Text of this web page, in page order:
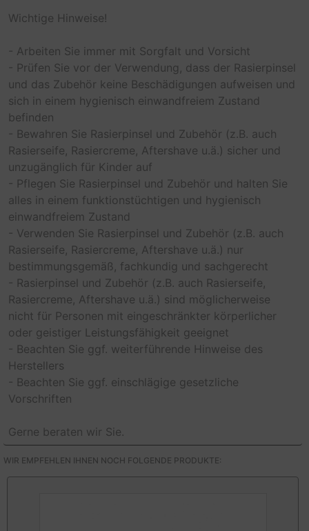
Wichtige Hinweise!
- Arbeiten Sie immer mit Sorgfalt und Vorsicht
- Prüfen Sie vor der Verwendung, dass der Rasierpinsel
und das Zubehör keine Beschädigungen aufweisen und
sich in einem hygienisch einwandfreiem Zustand
befinden
- Bewahren Sie Rasierpinsel und Zubehör (z.B. auch
Rasierseife, Rasiercreme, Aftershave u.ä.) sicher und
unzugänglich für Kinder auf
- Pflegen Sie Rasierpinsel und Zubehör und halten Sie
alles in einem funktionstüchtigen und hygienisch
einwandfreiem Zustand
- Verwenden Sie Rasierpinsel und Zubehör (z.B. auch
Rasierseife, Rasiercreme, Aftershave u.ä.) nur
bestimmungsgemäß, fachkundig und sachgerecht
- Rasierpinsel und Zubehör (z.B. auch Rasierseife,
Rasiercreme, Aftershave u.ä.) sind möglicherweise
nicht für Personen mit eingeschränkter körperlicher
oder geistiger Leistungsfähigkeit geeignet
- Beachten Sie ggf. weiterführende Hinweise des
Herstellers
- Beachten Sie ggf. einschlägige gesetzliche
Vorschriften
Gerne beraten wir Sie.
WIR EMPFEHLEN IHNEN NOCH FOLGENDE PRODUKTE: